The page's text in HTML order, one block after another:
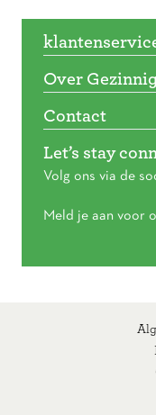
Over
Contact
Let’s stay
Volg ons via de
Meld je aan voor